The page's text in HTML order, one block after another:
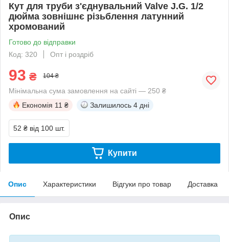
Кут для труби з'єднувальний Valve J.G. 1/2
дюйма зовнішнє різьблення латунний
хромований
Готово до відправки
Код: 320
Опт і роздріб
93 ₴ 104 ₴
Мінімальна сума замовлення на сайті — 250 ₴
Економія 11 ₴ Залишилось 4 дні
52 ₴ від 100 шт.
Купити
Опис Характеристики Відгуки про товар Доставка
Опис